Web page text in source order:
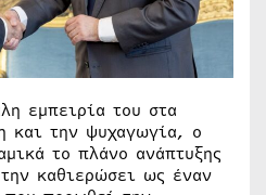
εμπειρία του στα
και την ψυχαγωγία, ο
το πλάνο ανάπτυξης
καθιερώσει ως έναν